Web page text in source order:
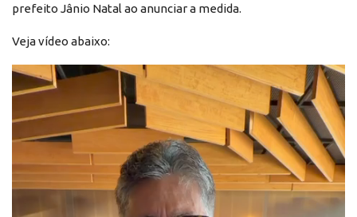
prefeito Jânio Natal ao anunciar a medida.
Veja vídeo abaixo:
Reprodutor
de
vídeo